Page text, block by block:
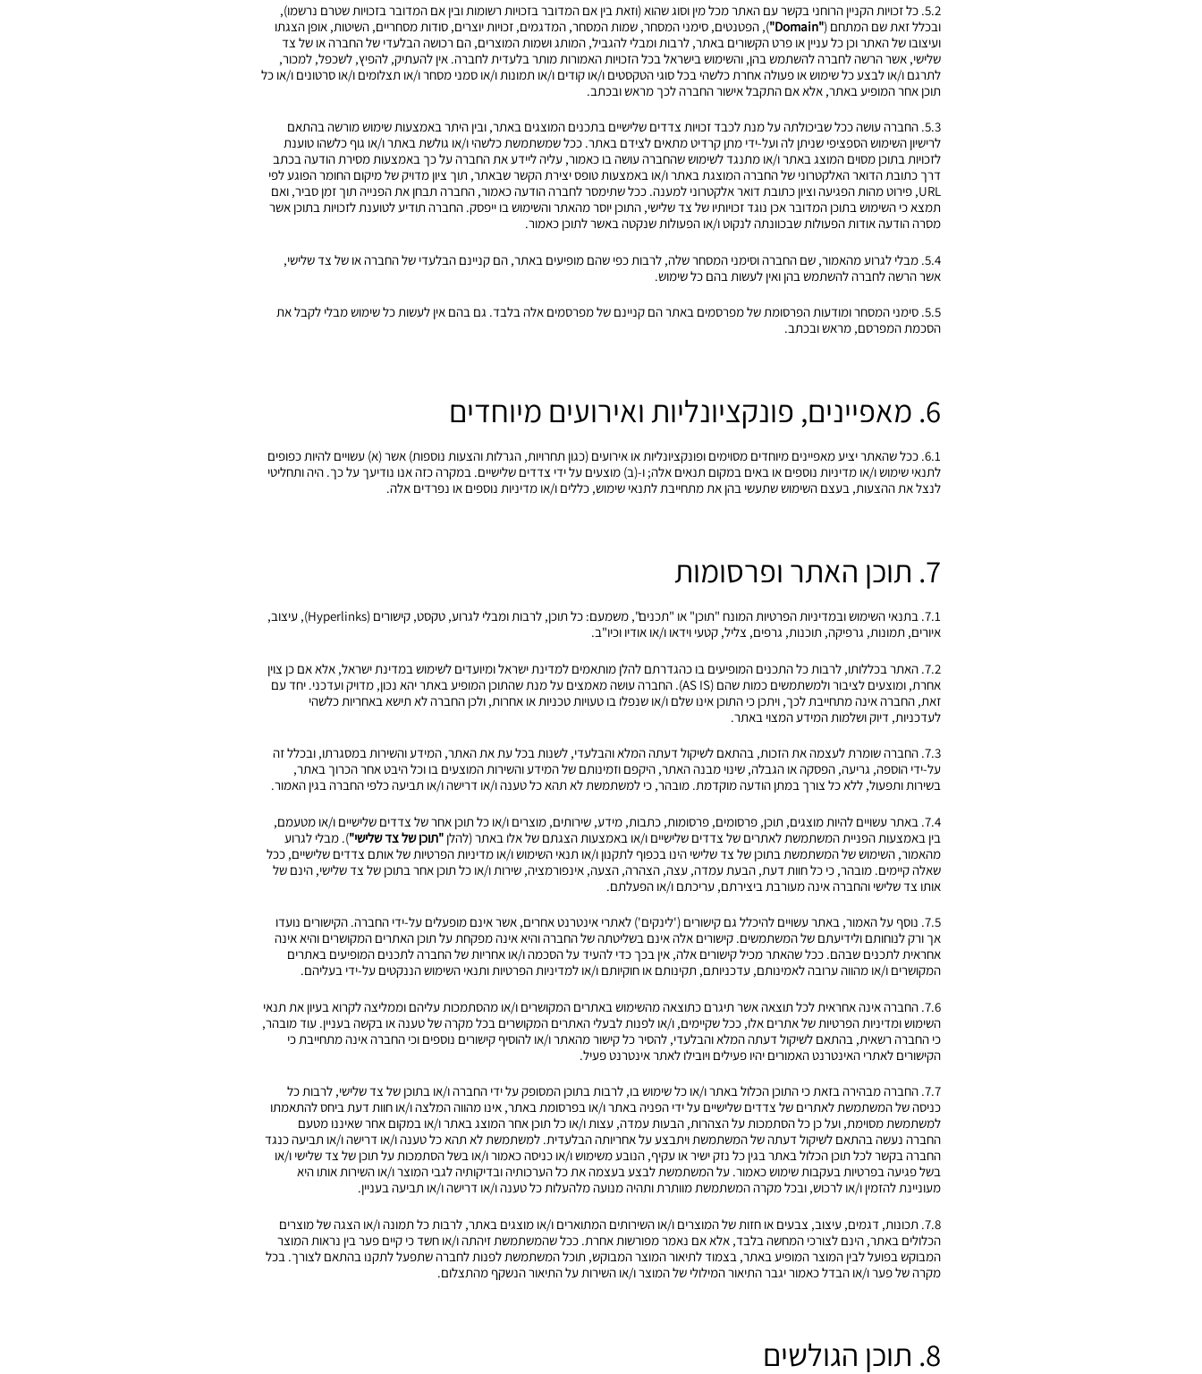
5.2. כל זכויות הקניין הרוחני בקשר עם האתר מכל מין וסוג שהוא (וזאת בין אם המדובר בזכויות רשומות ובין אם המדובר בזכויות שטרם נרשמו),
ובכלל זאת שם המתחם ("Domain"
), הפטנטים, סימני המסחר, שמות המסחר, המדגמים, זכויות יוצרים, סודות מסחריים, השיטות, אופן הצגתו
ועיצובו של האתר וכן כל עניין או פרט הקשורים באתר, לרבות ומבלי להגביל, המותג ושמות המוצרים, הם רכושה הבלעדי של החברה או של צד
שלישי, אשר הרשה לחברה להשתמש בהן, והשימוש בישראל בכל הזכויות האמורות מותר בלעדית לחברה. אין להעתיק, להפיץ, לשכפל, למכור,
לתרגם ו/או לבצע כל שימוש או פעולה אחרת כלשהי בכל סוגי הטקסטים ו/או קודים ו/או תמונות ו/או סמני מסחר ו/או תצלומים ו/או סרטונים ו/או כל
תוכן אחר המופיע באתר, אלא אם התקבל אישור החברה לכך מראש ובכתב.
5.3. החברה עושה ככל שביכולתה על מנת לכבד זכויות צדדים שלישיים בתכנים המוצגים באתר, ובין היתר באמצעות שימוש מורשה בהתאם
לרישיון השימוש הספציפי שניתן לה ועל-ידי מתן קרדיט מתאים לצידם באתר. ככל שמשתמשת כלשהי ו/או גולשת באתר ו/או גוף כלשהו טוענת
לזכויות בתוכן מסוים המוצג באתר ו/או מתנגד לשימוש שהחברה עושה בו כאמור, עליה ליידע את החברה על כך באמצעות מסירת הודעה בכתב
דרך כתובת הדואר האלקטרוני של החברה המוצגת באתר ו/או באמצעות טופס יצירת הקשר שבאתר, תוך ציון מדויק של מיקום החומר הפוגע לפי
URL, פירוט מהות הפגיעה וציון כתובת דואר אלקטרוני למענה. ככל שתימסר לחברה הודעה כאמור, החברה תבחן את הפנייה תוך זמן סביר, ואם
תמצא כי השימוש בתוכן המדובר אכן נוגד זכויותיו של צד שלישי, התוכן יוסר מהאתר והשימוש בו ייפסק. החברה תודיע לטוענת לזכויות בתוכן אשר
מסרה הודעה אודות הפעולות שבכוונתה לנקוט ו/או הפעולות שנקטה באשר לתוכן כאמור.
5.4. מבלי לגרוע מהאמור, שם החברה וסימני המסחר שלה, לרבות כפי שהם מופיעים באתר, הם קניינם הבלעדי של החברה או של צד שלישי,
אשר הרשה לחברה להשתמש בהן ואין לעשות בהם כל שימוש.
5.5. סימני המסחר ומודעות הפרסומת של מפרסמים באתר הם קניינם של מפרסמים אלה בלבד. גם בהם אין לעשות כל שימוש מבלי לקבל את
הסכמת המפרסם, מראש ובכתב.
6. מאפיינים, פונקציונליות ואירועים מיוחדים
6.1. ככל שהאתר יציע מאפיינים מיוחדים מסוימים ופונקציונליות או אירועים (כגון תחרויות, הגרלות והצעות נוספות) אשר (א) עשויים להיות כפופים
לתנאי שימוש ו/או מדיניות נוספים או באים במקום תנאים אלה; ו-(ב) מוצעים על ידי צדדים שלישיים. במקרה כזה אנו נודיעך על כך. היה ותחליטי
לנצל את ההצעות, בעצם השימוש שתעשי בהן את מתחייבת לתנאי שימוש, כללים ו/או מדיניות נוספים או נפרדים אלה.
7. תוכן האתר ופרסומות
7.1. בתנאי השימוש ובמדיניות הפרטיות המונח "תוכן" או "תכנים", משמעם: כל תוכן, לרבות ומבלי לגרוע, טקסט, קישורים (Hyperlinks), עיצוב,
איורים, תמונות, גרפיקה, תוכנות, גרפים, צליל, קטעי וידאו ו/או אודיו וכיו"ב.
7.2. האתר בכללותו, לרבות כל התכנים המופיעים בו כהגדרתם להלן מותאמים למדינת ישראל ומיועדים לשימוש במדינת ישראל, אלא אם כן צוין
אחרת, ומוצעים לציבור ולמשתמשים כמות שהם (AS IS). החברה עושה מאמצים על מנת שהתוכן המופיע באתר יהא נכון, מדויק ועדכני. יחד עם
זאת, החברה אינה מתחייבת לכך, ויתכן כי התוכן אינו שלם ו/או שנפלו בו טעויות טכניות או אחרות, ולכן החברה לא תישא באחריות כלשהי
לעדכניות, דיוק ושלמות המידע המצוי באתר.
7.3. החברה שומרת לעצמה את הזכות, בהתאם לשיקול דעתה המלא והבלעדי, לשנות בכל עת את האתר, המידע והשירות במסגרתו, ובכלל זה
על-ידי הוספה, גריעה, הפסקה או הגבלה, שינוי מבנה האתר, היקפם וזמינותם של המידע והשירות המוצעים בו וכל היבט אחר הכרוך באתר,
בשירות ותפעול, ללא כל צורך במתן הודעה מוקדמת. מובהר, כי למשתמשת לא תהא כל טענה ו/או דרישה ו/או תביעה כלפי החברה בגין האמור.
7.4. באתר עשויים להיות מוצגים, תוכן, פרסומים, פרסומות, כתבות, מידע, שירותים, מוצרים ו/או כל תוכן אחר של צדדים שלישיים ו/או מטעמם,
בין באמצעות הפניית המשתמשת לאתרים של צדדים שלישיים ו/או באמצעות הצגתם של אלו באתר (להלן "תוכן של צד שלישי"). מבלי לגרוע
מהאמור, השימוש של המשתמשת בתוכן של צד שלישי הינו בכפוף לתקנון ו/או תנאי השימוש ו/או מדיניות הפרטיות של אותם צדדים שלישיים, ככל
שאלה קיימים. מובהר, כי כל חוות דעת, הבעת עמדה, עצה, הצהרה, הצעה, אינפורמציה, שירות ו/או כל תוכן אחר בתוכן של צד שלישי, הינם של
אותו צד שלישי והחברה אינה מעורבת ביצירתם, עריכתם ו/או הפעלתם.
7.5. נוסף על האמור, באתר עשויים להיכלל גם קישורים ('לינקים') לאתרי אינטרנט אחרים, אשר אינם מופעלים על-ידי החברה. הקישורים נועדו
אך ורק לנוחותם ולידיעתם של המשתמשים. קישורים אלה אינם בשליטתה של החברה והיא אינה מפקחת על תוכן האתרים המקושרים והיא אינה
אחראית לתכנים שבהם. ככל שהאתר מכיל קישורים אלה, אין בכך כדי להעיד על הסכמה ו/או אחריות של החברה לתכנים המופיעים באתרים
המקושרים ו/או מהווה ערובה לאמינותם, עדכניותם, תקינותם או חוקיותם ו/או למדיניות הפרטיות ותנאי השימוש הננקטים על-ידי בעליהם.
7.6. החברה אינה אחראית לכל תוצאה אשר תיגרם כתוצאה מהשימוש באתרים המקושרים ו/או מהסתמכות עליהם וממליצה לקרוא בעיון את תנאי
השימוש ומדיניות הפרטיות של אתרים אלו, ככל שקיימים, ו/או לפנות לבעלי האתרים המקושרים בכל מקרה של טענה או בקשה בעניין. עוד מובהר,
כי החברה רשאית, בהתאם לשיקול דעתה המלא והבלעדי, להסיר כל קישור מהאתר ו/או להוסיף קישורים נוספים וכי החברה אינה מתחייבת כי
הקישורים לאתרי האינטרנט האמורים יהיו פעילים ויובילו לאתר אינטרנט פעיל.
7.7. החברה מבהירה בזאת כי התוכן הכלול באתר ו/או כל שימוש בו, לרבות בתוכן המסופק על ידי החברה ו/או בתוכן של צד שלישי, לרבות כל
כניסה של המשתמשת לאתרים של צדדים שלישיים על ידי הפניה באתר ו/או בפרסומת באתר, אינו מהווה המלצה ו/או חוות דעת ביחס להתאמתו
למשתמשת מסוימת, ועל כן כל הסתמכות על הצהרות, הבעות עמדה, עצות ו/או כל תוכן אחר המוצג באתר ו/או במקום אחר שאיננו מטעם
החברה נעשה בהתאם לשיקול דעתה של המשתמשת ויתבצע על אחריותה הבלעדית. למשתמשת לא תהא כל טענה ו/או דרישה ו/או תביעה כנגד
החברה בקשר לכל תוכן הכלול באתר בגין כל נזק ישיר או עקיף, הנובע משימוש ו/או כניסה כאמור ו/או בשל הסתמכות על תוכן של צד שלישי ו/או
בשל פגיעה בפרטיות בעקבות שימוש כאמור. על המשתמשת לבצע בעצמה את כל הערכותיה ובדיקותיה לגבי המוצר ו/או השירות אותו היא
מעוניינת להזמין ו/או לרכוש, ובכל מקרה המשתמשת מוותרת ותהיה מנועה מלהעלות כל טענה ו/או דרישה ו/או תביעה בעניין.
7.8. תכונות, דגמים, עיצוב, צבעים או חזות של המוצרים ו/או השירותים המתוארים ו/או מוצגים באתר, לרבות כל תמונה ו/או הצגה של מוצרים
הכלולים באתר, הינם לצורכי המחשה בלבד, אלא אם נאמר מפורשות אחרת. ככל שהמשתמשת זיהתה ו/או חשד כי קיים פער בין נראות המוצר
המבוקש בפועל לבין המוצר המופיע באתר, בצמוד לתיאור המוצר המבוקש, תוכל המשתמשת לפנות לחברה שתפעל לתקנו בהתאם לצורך. בכל
מקרה של פער ו/או הבדל כאמור יגבר התיאור המילולי של המוצר ו/או השירות על התיאור הנשקף מהתצלום.
8. תוכן הגולשים